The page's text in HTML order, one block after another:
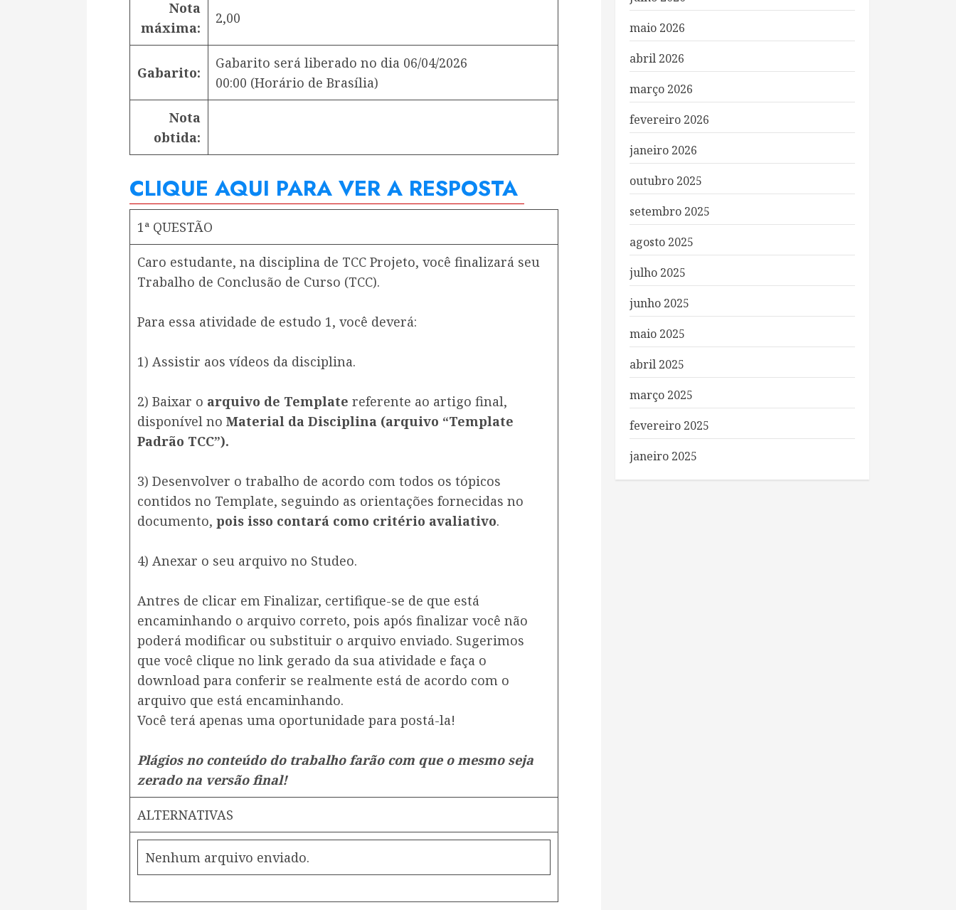
Nota
máxima:
2,00
Gabarito:
Gabarito será liberado no dia 06/04/2026
00:00 (Horário de Brasília)
Nota
obtida:
CLIQUE AQUI PARA VER A RESPOSTA
1ª QUESTÃO
Caro estudante, na disciplina de TCC Projeto, você finalizará seu
Trabalho de Conclusão de Curso (TCC).
​Para essa atividade de estudo 1, você deverá:
1) Assistir aos vídeos da disciplina.
2) Baixar o arquivo de Template referente ao artigo final,
disponível no Material da Disciplina (arquivo “Template
Padrão TCC”).
3) Desenvolver o trabalho de acordo com todos os tópicos
contidos no Template, seguindo as orientações fornecidas no
documento, pois isso contará como critério avaliativo.
4) Anexar o seu arquivo no Studeo.
Antres de clicar em Finalizar, certifique-se de que está
encaminhando o arquivo correto, pois após finalizar você não
poderá modificar ou substituir o arquivo enviado. Sugerimos
que você clique no link gerado da sua atividade e faça o
download para conferir se realmente está de acordo com o
arquivo que está encaminhando.
Você terá apenas uma oportunidade para postá-la!
Plágios no conteúdo do trabalho farão com que o mesmo seja
zerado na versão final!
ALTERNATIVAS
Nenhum arquivo enviado.
maio 2026
abril 2026
março 2026
fevereiro 2026
janeiro 2026
outubro 2025
setembro 2025
agosto 2025
julho 2025
junho 2025
maio 2025
abril 2025
março 2025
fevereiro 2025
janeiro 2025